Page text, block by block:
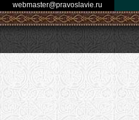
webmaster@pravoslavie.ru